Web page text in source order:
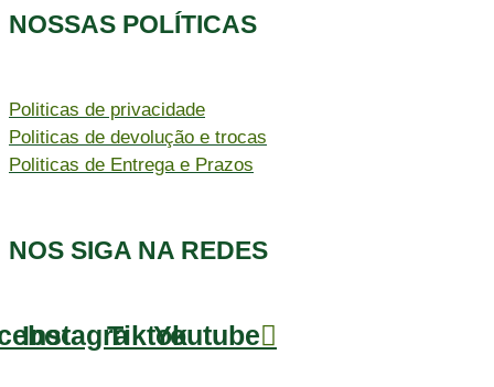
NOSSAS POLÍTICAS
Politicas de privacidade
Politicas de devolução e trocas
Politicas de Entrega e Prazos
NOS SIGA NA REDES
Instagram
TiktokYoutube